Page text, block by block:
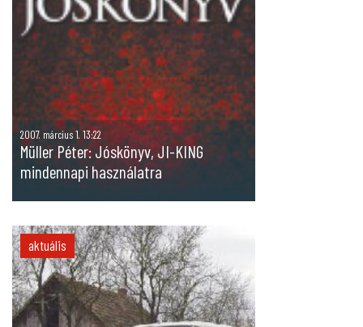
2007. március 1. 13:22
Müller Péter: Jóskönyv, JI-KING
mindennapi használatra
aktuális